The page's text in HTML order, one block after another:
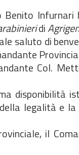
di
saluto di
Col.
disponibilità
legalità e la
il